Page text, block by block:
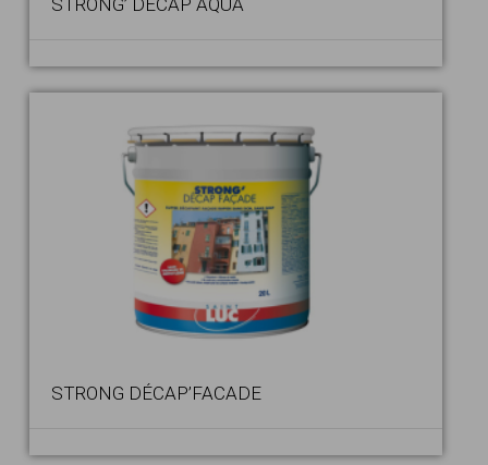
STRONG DÉCAP’FACADE